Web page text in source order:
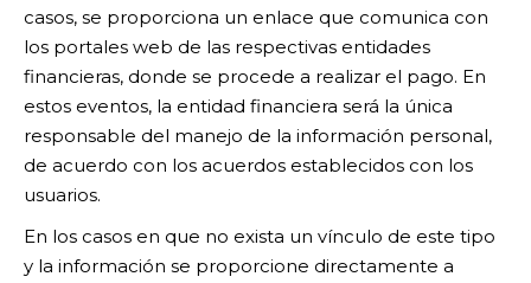
casos, se proporciona un enlace que comunica con
los portales web de las respectivas entidades
financieras, donde se procede a realizar el pago. En
estos eventos, la entidad financiera será la única
responsable del manejo de la información personal,
de acuerdo con los acuerdos establecidos con los
usuarios.
En los casos en que no exista un vínculo de este tipo
y la información se proporcione directamente a